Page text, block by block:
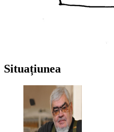
Situațiunea